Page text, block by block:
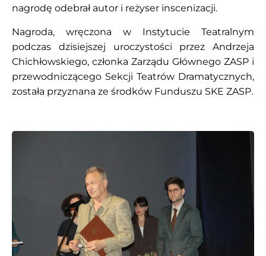
nagrodę odebrał autor i reżyser inscenizacji.
Nagroda, wręczona w Instytucie Teatralnym
podczas dzisiejszej uroczystości przez Andrzeja
Chichłowskiego, członka Zarządu Głównego ZASP i
przewodniczącego Sekcji Teatrów Dramatycznych,
została przyznana ze środków Funduszu SKE ZASP.